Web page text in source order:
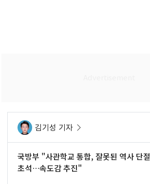
김기성 기자
국방부 "사관학교 통합, 잘못된 역사 단절
초석…속도감 추진"